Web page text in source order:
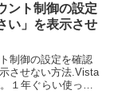
ント制御の設定
い」を表示させ
制御の設定を確認
させない方法.Vista
１年ぐらい使って